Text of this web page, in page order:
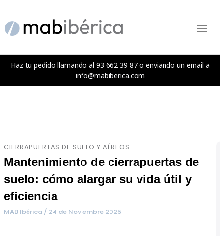
contenido
Haz tu pedido llamando al 93 662 39 87 o enviando un email a
info@mabiberica.com
CIERRAPUERTAS DE SUELO Y AÉREOS
Mantenimiento de cierrapuertas de
suelo: cómo alargar su vida útil y
eficiencia
MAB Ibérica / 24 de Noviembre 2025
entradas